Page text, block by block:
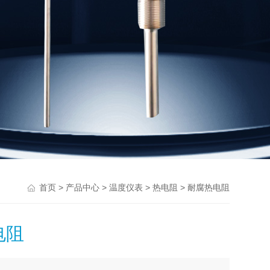
首页> 产品中心> 温度仪表 > 热电阻 > 耐腐热电阻